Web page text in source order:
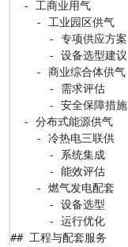
  - 工商业用气
    - 工业园区供气
      - 专项供应方案
      - 设备选型建议
    - 商业综合体供气
      - 需求评估
      - 安全保障措施
  - 分布式能源供气
    - 冷热电三联供
      - 系统集成
      - 能效评估
    - 燃气发电配套
      - 设备选型
      - 运行优化
## 工程与配套服务